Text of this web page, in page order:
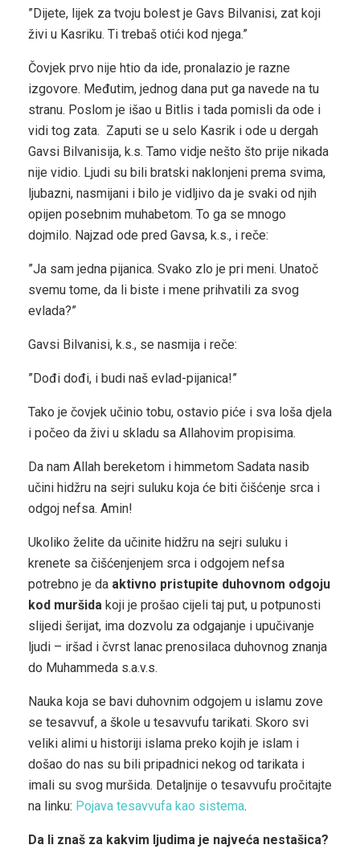
”Dijete, lijek za tvoju bolest je Gavs Bilvanisi, zat koji
živi u Kasriku. Ti trebaš otići kod njega.”
Čovjek prvo nije htio da ide, pronalazio je razne
izgovore. Međutim, jednog dana put ga navede na tu
stranu. Poslom je išao u Bitlis i tada pomisli da ode i
vidi tog zata. Zaputi se u selo Kasrik i ode u dergah
Gavsi Bilvanisija, k.s. Tamo vidje nešto što prije nikada
nije vidio. Ljudi su bili bratski naklonjeni prema svima,
ljubazni, nasmijani i bilo je vidljivo da je svaki od njih
opijen posebnim muhabetom. To ga se mnogo
dojmilo. Najzad ode pred Gavsa, k.s., i reče:
”Ja sam jedna pijanica. Svako zlo je pri meni. Unatoč
svemu tome, da li biste i mene prihvatili za svog
evlada?”
Gavsi Bilvanisi, k.s., se nasmija i reče:
”Dođi dođi, i budi naš evlad-pijanica!”
Tako je čovjek učinio tobu, ostavio piće i sva loša djela
i počeo da živi u skladu sa Allahovim propisima.
Da nam Allah bereketom i himmetom Sadata nasib
učini hidžru na sejri suluku koja će biti čišćenje srca i
odgoj nefsa. Amin!
Ukoliko želite da učinite hidžru na sejri suluku i
krenete sa čišćenjenjem srca i odgojem nefsa
potrebno je da aktivno pristupite duhovnom odgoju
kod muršida koji je prošao cijeli taj put, u potpunosti
slijedi šerijat, ima dozvolu za odgajanje i upučivanje
ljudi – iršad i čvrst lanac prenosilaca duhovnog znanja
do Muhammeda s.a.v.s.
Nauka koja se bavi duhovnim odgojem u islamu zove
se tesavvuf, a škole u tesavvufu tarikati. Skoro svi
veliki alimi u historiji islama preko kojih je islam i
došao do nas su bili pripadnici nekog od tarikata i
imali su svog muršida. Detaljnije o tesavvufu pročitajte
na linku: Pojava tesavvufa kao sistema.
Da li znaš za kakvim ljudima je najveća nestašica?